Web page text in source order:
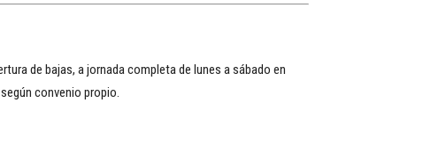
de bajas, a jornada completa de lunes a sábado en
convenio propio.